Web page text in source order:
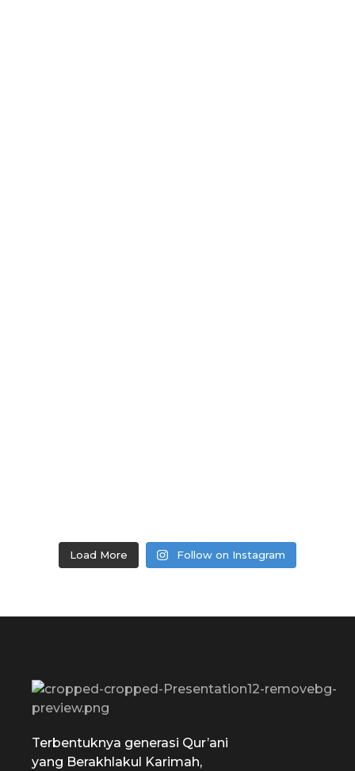
Load More Follow on Instagram
Terbentuknya generasi Qur’ani
yang Berakhlakul Karimah,